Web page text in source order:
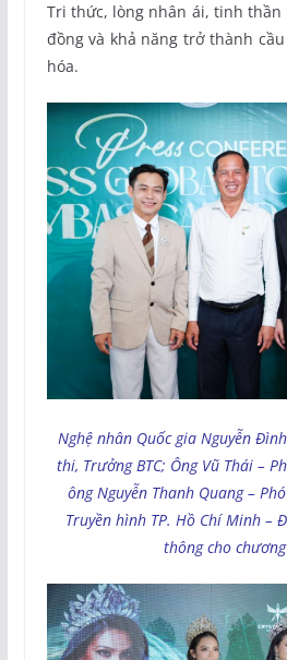
Tri thức, lòng nhân ái, tinh
đồng và khả năng trở thành
hóa.
Nghệ nhân Quốc gia Nguyễn
thi, Trưởng BTC; Ông Vũ Thái –
ông Nguyễn Thanh Quang –
Truyền hình TP. Hồ Chí Minh –
thông cho